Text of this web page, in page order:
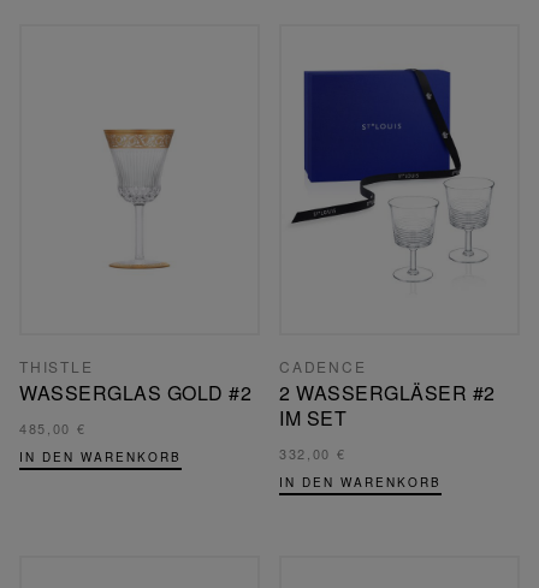
THISTLE
WASSERGLAS GOLD #2
485,00 €
IN DEN WARENKORB
CADENCE
2 WASSERGLÄSER #2
IM SET
332,00 €
IN DEN WARENKORB